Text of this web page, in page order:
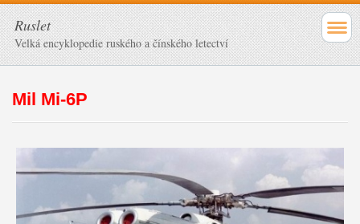
Ruslet
Velká encyklopedie ruského a čínského letectví
Mil Mi-6P